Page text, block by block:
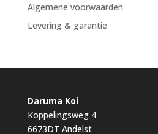
Algemene voorwaarden
Levering & garantie
Daruma Koi
Koppelingsweg 4
6673DT Andelst